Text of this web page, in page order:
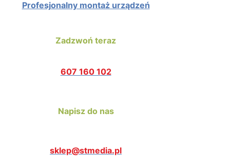
Profesjonalny montaż urządzeń
Zadzwoń teraz
607 160 102
Napisz do nas
sklep@stmedia.pl